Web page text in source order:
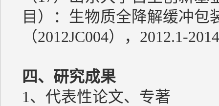
目）：生物质全降解缓冲包
（2012JC004），2012.1-
四、研究成果
1、代表性论文、专著